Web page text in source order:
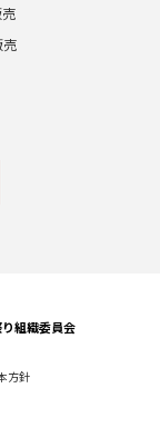
売
組織委員会
⽅針